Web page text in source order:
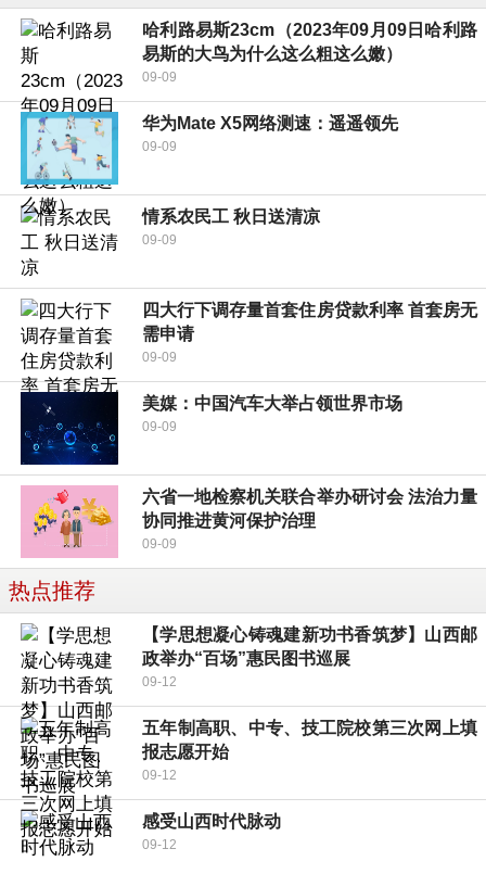
哈利路易斯23cm（2023年09月09日哈利路
易斯的大鸟为什么这么粗这么嫩）
09-09
华为Mate X5网络测速：遥遥领先
09-09
情系农民工 秋日送清凉
09-09
四大行下调存量首套住房贷款利率 首套房无
需申请
09-09
美媒：中国汽车大举占领世界市场
09-09
六省一地检察机关联合举办研讨会 法治力量
协同推进黄河保护治理
09-09
热点推荐
【学思想凝心铸魂建新功书香筑梦】山西邮
政举办“百场”惠民图书巡展
09-12
五年制高职、中专、技工院校第三次网上填
报志愿开始
09-12
感受山西时代脉动
09-12